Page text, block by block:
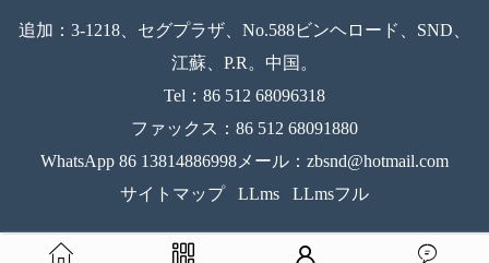
追加：3-1218、セグプラザ、No.588ビンヘロード、SND、
江蘇、P.R。中国。
Tel：86 512 68096318
ファックス：86 512 68091880
WhatsApp 86 13814886998メール：zbsnd@hotmail.com
サイトマップ
LLms LLmsフル